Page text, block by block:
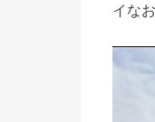
イな